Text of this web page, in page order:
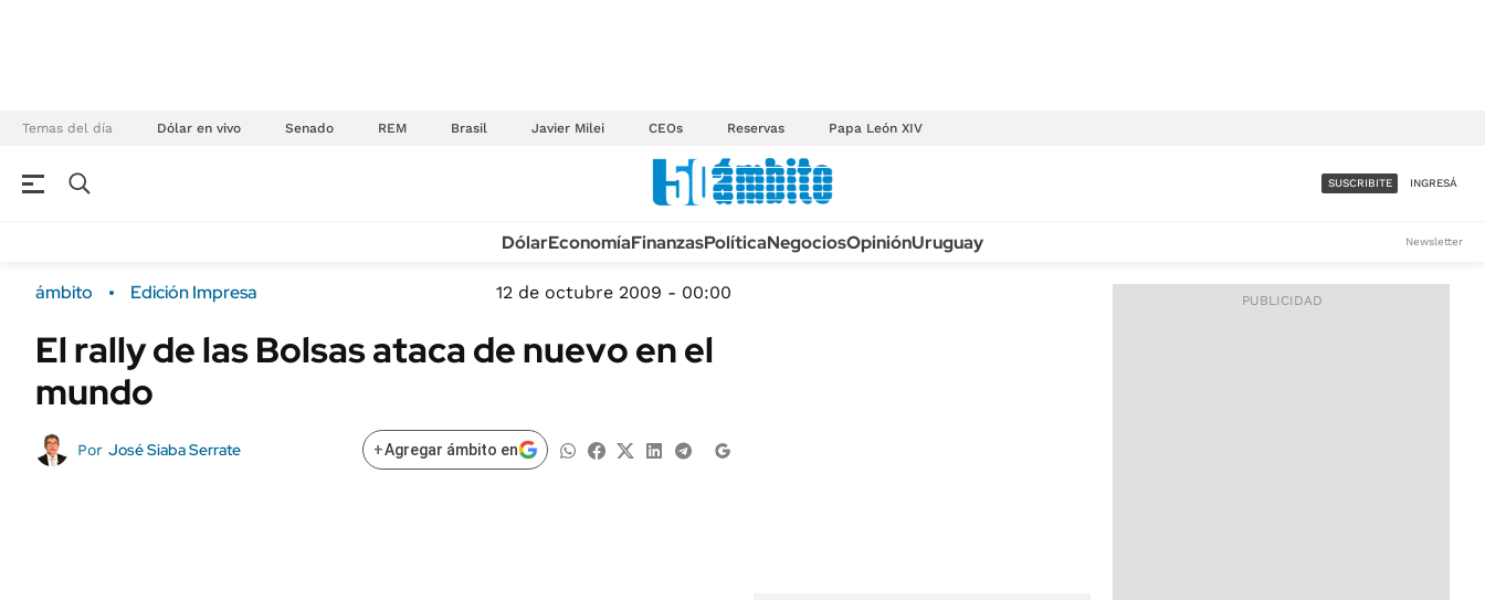
Temas del día Dólar en vivo Senado REM Brasil Javier Milei CEOs Reservas Papa León XIV
Campo
FINANZAS
Mercados
Sustentabilidad
POLÍTICA
TECNOLOGÍA
MÉXICO
MUNDO
ACCESO FULL - $1.800/MES
SUSCRIBITE INGRESÁ
DólarEconomíaFinanzasPolíticaNegociosOpiniónUruguay Newsletter
ámbito Edición Impresa 12 de octubre 2009 - 00:00
El rally de las Bolsas ataca de nuevo en el
mundo
Por José Siaba Serrate +Agregar ámbito en